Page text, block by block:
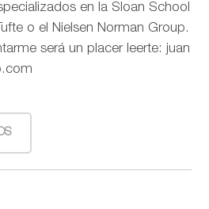
en la Sloan School
o el Nielsen Norman Group.
será un placer leerte: juan